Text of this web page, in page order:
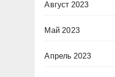
Август 2023
Май 2023
Апрель 2023